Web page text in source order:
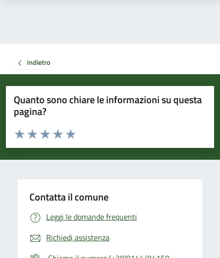
Indietro
Quanto sono chiare le informazioni su questa
pagina?
Valuta da 1 a 5 stelle la pagina
Valuta 5 stelle su 5
Valuta 4 stelle su 5
Valuta 3 stelle su 5
Valuta 2 stelle su 5
Valuta 1 stelle su 5
Contatta il comune
Leggi le domande frequenti
Richiedi assistenza